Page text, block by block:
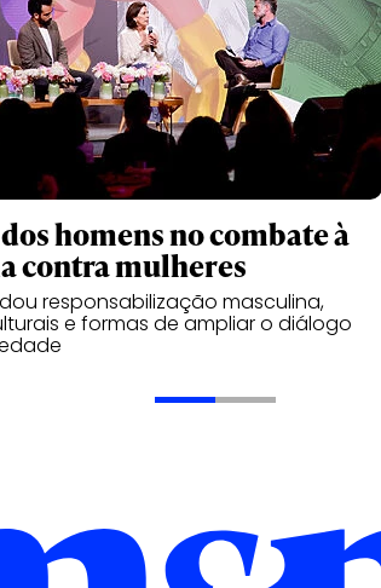
homens no combate à
contra mulheres
responsabilização masculina,
e formas de ampliar o diálogo